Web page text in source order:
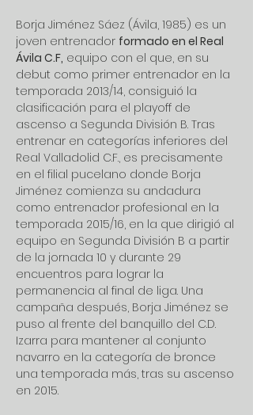
Borja Jiménez Sáez (Ávila, 1985) es un
joven entrenador formado en el Real
Ávila C.F, equipo con el que, en su
debut como primer entrenador en la
temporada 2013/14, consiguió la
clasificación para el playoff de
ascenso a Segunda División B. Tras
entrenar en categorías inferiores del
Real Valladolid C.F., es precisamente
en el filial pucelano donde Borja
Jiménez comienza su andadura
como entrenador profesional en la
temporada 2015/16, en la que dirigió al
equipo en Segunda División B a partir
de la jornada 10 y durante 29
encuentros para lograr la
permanencia al final de liga. Una
campaña después, Borja Jiménez se
puso al frente del banquillo del C.D.
Izarra para mantener al conjunto
navarro en la categoría de bronce
una temporada más, tras su ascenso
en 2015.